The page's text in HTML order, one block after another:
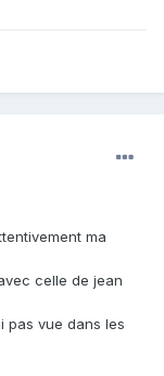
ma
celle de jean
pas vue dans les